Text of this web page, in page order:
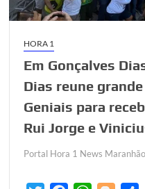
HORA 1
Em Gonçalves
Dias reune
Geniais para
Rui Jorge e
Portal Hora 1 News Maranhão